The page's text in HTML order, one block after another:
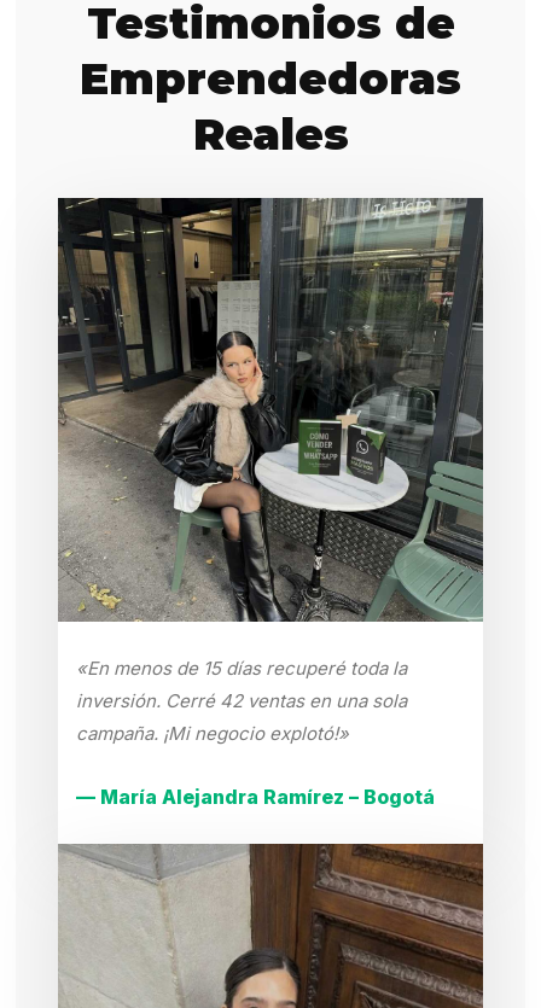
Testimonios de
Emprendedoras
Reales
«En menos de 15 días recuperé toda la
inversión. Cerré 42 ventas en una sola
campaña. ¡Mi negocio explotó!»
— María Alejandra Ramírez – Bogotá